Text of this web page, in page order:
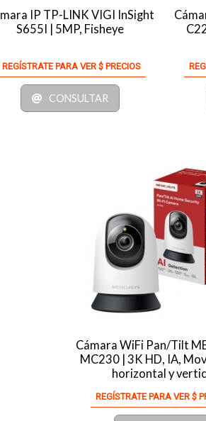
IP TP-LINK VIGI InSight
S655I | 5MP, Fisheye
REGÍSTRATE PARA VER $ PRECIOS
CONSULTAR
Cámara WiFi Pan/Tilt
MC230 | 3K HD, IA,
horizontal y
REGÍSTRATE PARA VER $